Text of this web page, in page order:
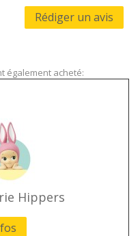
Rédiger un avis
également acheté:
Hippers